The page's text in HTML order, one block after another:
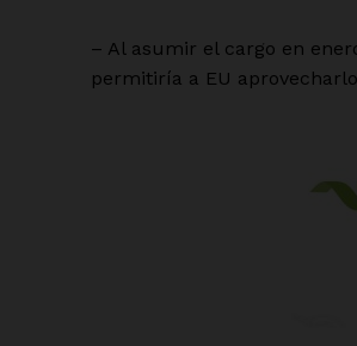
– Al asumir el cargo en
permitiría a EU